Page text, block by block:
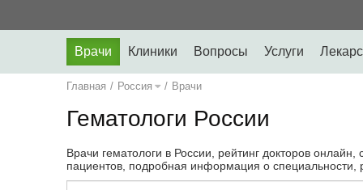
Врачи Клиники Вопросы Услуги
Главная / Россия / Врачи
Гематологи России
Врачи гематологи в России, рейтинг докторов
пациентов, подробная информация о специальности,